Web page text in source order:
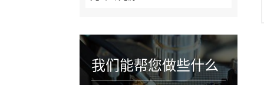
我们能帮您做些什么